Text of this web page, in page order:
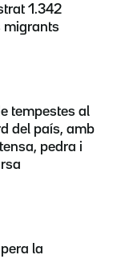
1.342
migrants
tempestes al
del país, amb
pedra i
la